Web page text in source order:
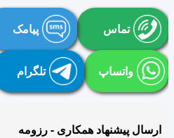
تماس پیامک
واتساپ تلگرام
ارسال پیشنهاد همکاری - رزومه